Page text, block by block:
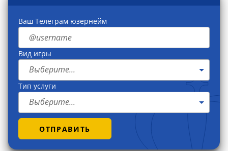
Ваш Телеграм юзернейм
Вид игры
Выберите...
Тип услуги
Выберите...
ОТПРАВИТЬ